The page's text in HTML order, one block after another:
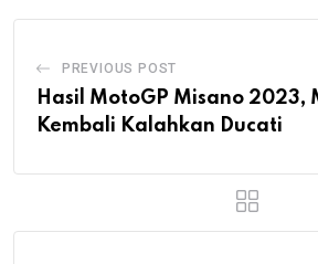
PREVIOUS POST
Hasil MotoGP Misano 2023,
Kembali Kalahkan Ducati